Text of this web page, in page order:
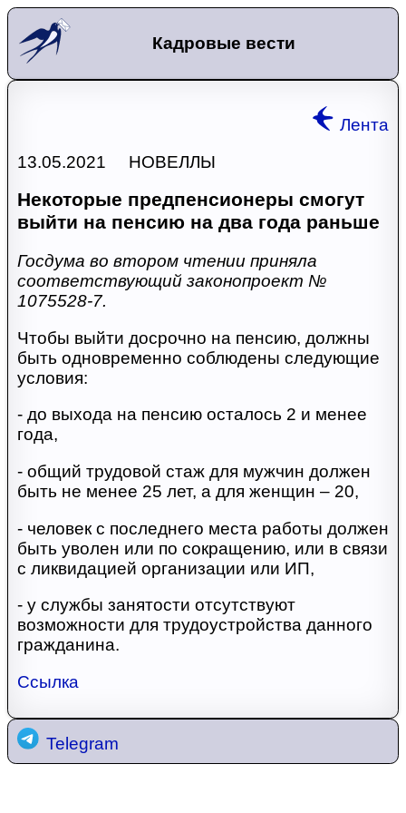
Кадровые вести
Лента
13.05.2021 НОВЕЛЛЫ
Некоторые предпенсионеры смогут
выйти на пенсию на два года раньше
Госдума во втором чтении приняла
соответствующий законопроект №
1075528-7.
Чтобы выйти досрочно на пенсию, должны
быть одновременно соблюдены следующие
условия:
- до выхода на пенсию осталось 2 и менее
года,
- общий трудовой стаж для мужчин должен
быть не менее 25 лет, а для женщин – 20,
- человек с последнего места работы должен
быть уволен или по сокращению, или в связи
с ликвидацией организации или ИП,
- у службы занятости отсутствуют
возможности для трудоустройства данного
гражданина.
Ссылка
Telegram